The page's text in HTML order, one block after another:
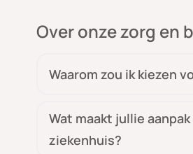
Over onze zorg en
Waarom zou ik kiezen
Wat maakt jullie
ziekenhuis?